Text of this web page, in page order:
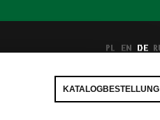
KATALOGBESTELLUNG